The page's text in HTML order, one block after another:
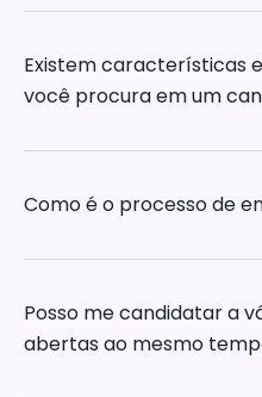
Existem características
você procura em um
Como é o processo de
Posso me candidatar a
abertas ao mesmo